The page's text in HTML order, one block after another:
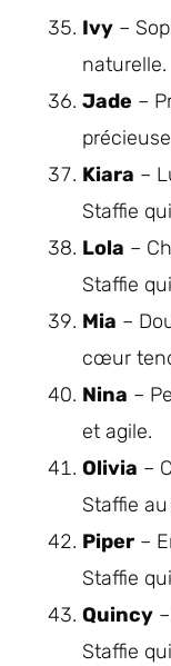
Ivy –
naturelle.
Jade –
Kiara –
Staffie
Lola –
Staffie
Mia –
cœur
Nina –
et agile.
Olivia –
Staffie
Piper –
Staffie
Quincy
Staffie